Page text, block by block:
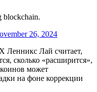
blockchain.
26, 2024
Ленникс Лай считает,
сколько «расширится»,
может
на фоне коррекции